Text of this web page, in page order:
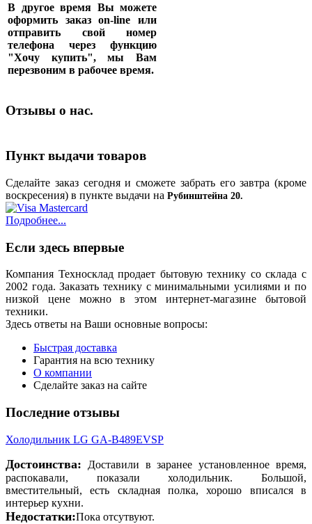
В другое время Вы можете
оформить заказ on-line или
отправить свой номер
телефона через функцию
"Хочу купить", мы Вам
перезвоним в рабочее время.
Отзывы о нас.
Пункт выдачи товаров
Сделайте заказ сегодня и сможете забрать его завтра (кроме
воскресения) в пункте выдачи на Рубинштейна 20.
Подробнее...
Если здесь впервые
Компания Техносклад продает бытовую технику со склада с
2002 года. Заказать технику с минимальными усилиями и по
низкой цене можно в этом интернет-магазине бытовой
техники.
Здесь ответы на Ваши основные вопросы:
Быстрая доставка
Гарантия на всю технику
О компании
Сделайте заказ на сайте
Последние отзывы
Холодильник LG GA-B489EVSP
Достоинства: Доставили в заранее установленное время,
распокавали, показали холодильник. Большой,
вместительный, есть складная полка, хорошо вписался в
интерьер кухни.
Недостатки:Пока отсутвуют.